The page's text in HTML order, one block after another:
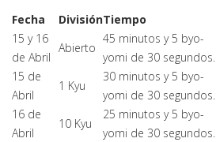
Fecha DivisiónTiempo
15 y 16
de Abril
Abierto
45 minutos y 5 byo-
yomi de 30 segundos.
15 de
Abril
1 Kyu
30 minutos y 5 byo-
yomi de 30 segundos.
16 de
Abril
10 Kyu
25 minutos y 5 byo-
yomi de 30 segundos.